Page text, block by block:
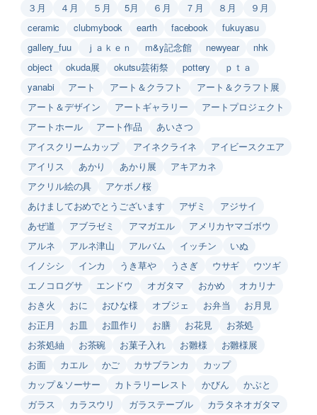
３月 ４月 ５月 5月 ６月 ７月 ８月
９月
ceramic
clubmybook earth facebook
fukuyasu
gallery_fuu
ｊａｋｅｎ m&y記念館 newyear
nhk
object
okuda展 okutsu芸術祭 pottery
ｐｔａ
yanabi
アート アート＆クラフト
アート＆クラフト展
アート＆デザイン
アートギャラリー
アートプロジェクト
アートホール
アート作品
あいさつ
アイスクリームカップ
アイネクライネ
アイビースクエア
アイリス
あかり あかり展
アキアカネ
アクリル絵の具
アケボノ桜
あけましておめでとうございます
アザミ
アジサイ
あぜ道
アブラゼミ アマガエル
アメリカヤマゴボウ
アルネ
アルネ津山 アルバム イッチン
いぬ
イノシシ
インカ うき草や うさぎ ウサギ
ウツギ
エノコログサ
エンドウ オガタマ おかめ
オカリナ
おき火
おに おひな様 オブジェ お弁当
お月見
お正月
お皿 お皿作り お膳 お花見
お茶処
お茶処紬
お茶碗 お菓子入れ お雛様
お雛様展
お面
カエル かご カサブランカ
カップ
カップ＆ソーサー
カトラリーレスト かびん
かぶと
ガラス
カラスウリ ガラステーブル
カラタネオガタマ